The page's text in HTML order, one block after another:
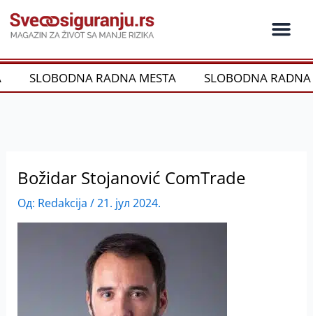
на
садржај
SLOBODNA RADNA MESTA SLOBODNA RADNA
Božidar Stojanović ComTrade
Од: Redakcija /21. јул 2024.